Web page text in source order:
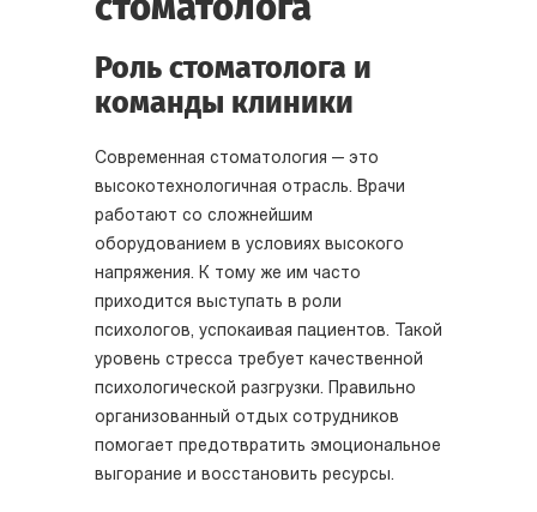
Роль стоматолога и
команды клиники
Современная стоматология — это
высокотехнологичная отрасль. Врачи
работают со сложнейшим
оборудованием в условиях высокого
напряжения. К тому же им часто
приходится выступать в роли
психологов, успокаивая пациентов. Такой
уровень стресса требует качественной
психологической разгрузки. Правильно
организованный отдых сотрудников
помогает предотвратить эмоциональное
выгорание и восстановить ресурсы.